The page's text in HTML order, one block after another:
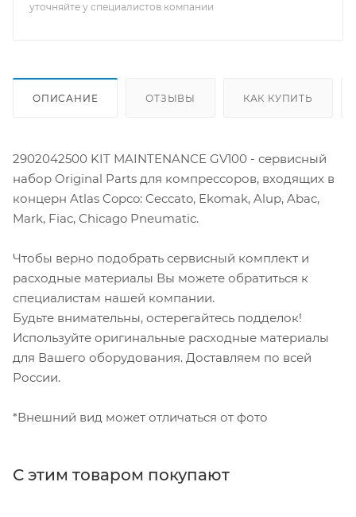
уточняйте у специалистов компании
ОПИСАНИЕ ОТЗЫВЫ КАК КУПИТЬ
2902042500 KIT MAINTENANCE GV100 - сервисный
набор Original Parts для компрессоров, входящих в
концерн Atlas Copco: Ceccato, Ekomak, Alup, Abac,
Mark, Fiac, Chicago Pneumatic.
Чтобы верно подобрать сервисный комплект и
расходные материалы Вы можете обратиться к
специалистам нашей компании.
Будьте внимательны, остерегайтесь подделок!
Используйте оригинальные расходные материалы
для Вашего оборудования. Доставляем по всей
России.
*Внешний вид может отличаться от фото
С этим товаром покупают